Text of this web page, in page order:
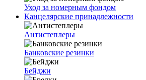
Уход за номерным фондом
Канцелярские принадлежности
Антистеплеры
Банковские резинки
Бейджи